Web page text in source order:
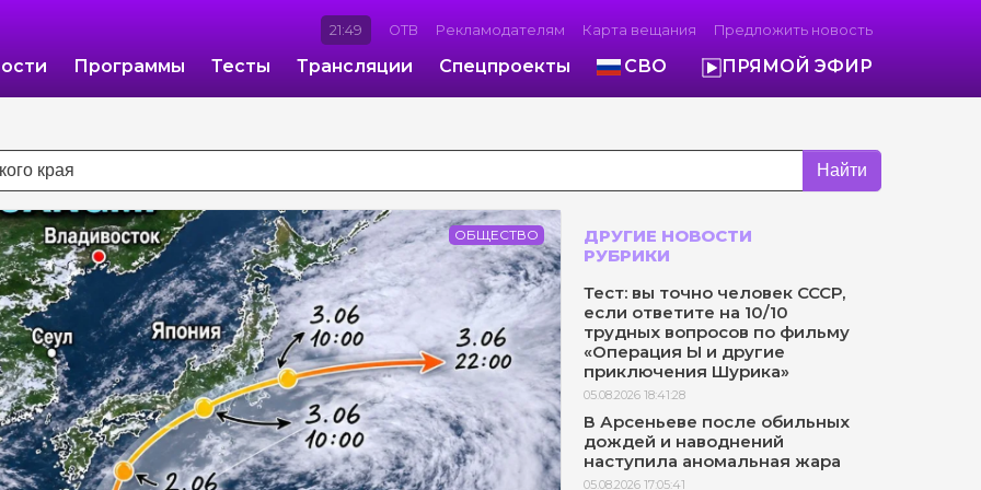
21:49 ОТВ Рекламодателям Карта вещания Предложить новость
Программы Тесты Трансляции Спецпроекты СВО ПРЯМОЙ ЭФИР
Найти
ОБЩЕСТВО
ДРУГИЕ НОВОСТИ
РУБРИКИ
Тест: вы точно человек СССР,
если ответите на 10/10
трудных вопросов по фильму
«Операция Ы и другие
приключения Шурика»
05.08.2026 18:41:28
В Арсеньеве после обильных
дождей и наводнений
наступила аномальная жара
05.08.2026 17:05:41